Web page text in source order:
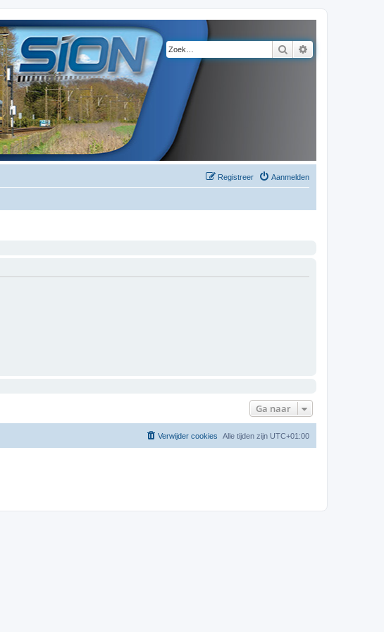
Zoek
Aanmelden
Registreer
Ga naar
Alle tijden zijn UTC+01:00
Verwijder cookies